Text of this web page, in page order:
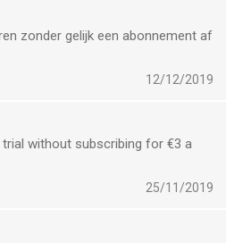
zonder gelijk een abonnement af
12/12/2019
trial without subscribing for €3 a
25/11/2019